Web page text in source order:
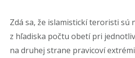
Zdá sa, že islamistickí teroristi sú
z hľadiska počtu obetí pri
na druhej strane pravicoví